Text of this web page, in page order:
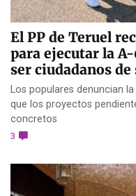
El PP de Teruel
para ejecutar la
ser ciudadanos de
Los populares denuncian
que los proyectos
concretos
3